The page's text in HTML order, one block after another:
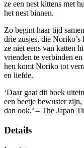
ze een nest kittens met
het nest binnen.
Zo begint haar tijd
drie zusjes, die
ze niet eens van katten
vrienden te verbinden
hen komt Noriko tot
en liefde.
‘Daar gaat dit boek
een beetje bewuster
dan ook.’ – The Japan
Details